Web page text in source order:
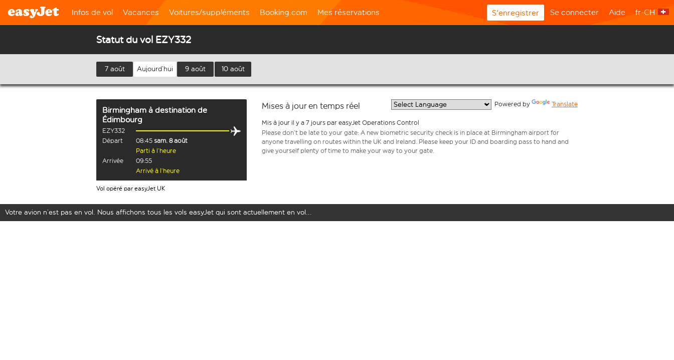
Infos de vol Vacances Voitures/suppléments Booking.com Mes réservations S'enregistrer Se connecter Aide fr-CH
Statut du vol EZY332
7 août Aujourd’hui 9 août 10 août
Birmingham à destination de
Édimbourg
EZY332
Départ
08:45 sam. 8 août
Parti à l’heure
Arrivée
09:55
Arrivé à l’heure
Vol opéré par easyJet UK
Mises à jour en temps réel Powered by Translate
Mis à jour il y a 7 jours par easyJet Operations Control
Please don’t be late to your gate: A new biometric security check is in place at Birmingham airport for
anyone travelling on routes within the UK and Ireland. Please keep your ID and boarding pass to hand and
give yourself plenty of time to make your way to your gate.
Votre avion n’est pas en vol. Nous affichons tous les vols easyJet qui sont actuellement en vol...